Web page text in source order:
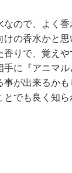
なので、よく
けの香水かと
香りで、覚え
手に『アニマ
事が出来るか
とでも良く知ら